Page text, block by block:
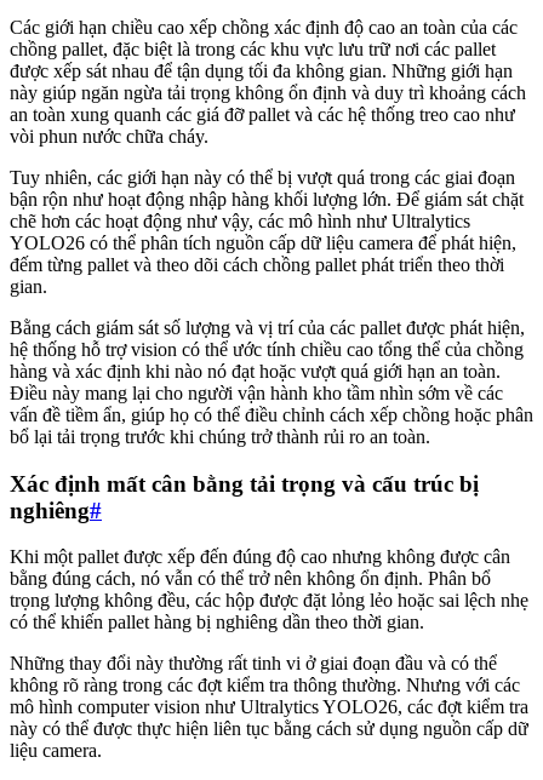
Các giới hạn chiều cao xếp chồng xác định độ cao an toàn của các
chồng pallet, đặc biệt là trong các khu vực lưu trữ nơi các pallet
được xếp sát nhau để tận dụng tối đa không gian. Những giới hạn
này giúp ngăn ngừa tải trọng không ổn định và duy trì khoảng cách
an toàn xung quanh các giá đỡ pallet và các hệ thống treo cao như
vòi phun nước chữa cháy.
Tuy nhiên, các giới hạn này có thể bị vượt quá trong các giai đoạn
bận rộn như hoạt động nhập hàng khối lượng lớn. Để giám sát chặt
chẽ hơn các hoạt động như vậy, các mô hình như Ultralytics
YOLO26 có thể phân tích nguồn cấp dữ liệu camera để phát hiện,
đếm từng pallet và theo dõi cách chồng pallet phát triển theo thời
gian.
Bằng cách giám sát số lượng và vị trí của các pallet được phát hiện,
hệ thống hỗ trợ vision có thể ước tính chiều cao tổng thể của chồng
hàng và xác định khi nào nó đạt hoặc vượt quá giới hạn an toàn.
Điều này mang lại cho người vận hành kho tầm nhìn sớm về các
vấn đề tiềm ẩn, giúp họ có thể điều chỉnh cách xếp chồng hoặc phân
bổ lại tải trọng trước khi chúng trở thành rủi ro an toàn.
Xác định mất cân bằng tải trọng và cấu trúc bị
nghiêng#
Khi một pallet được xếp đến đúng độ cao nhưng không được cân
bằng đúng cách, nó vẫn có thể trở nên không ổn định. Phân bổ
trọng lượng không đều, các hộp được đặt lỏng lẻo hoặc sai lệch nhẹ
có thể khiến pallet hàng bị nghiêng dần theo thời gian.
Những thay đổi này thường rất tinh vi ở giai đoạn đầu và có thể
không rõ ràng trong các đợt kiểm tra thông thường. Nhưng với các
mô hình computer vision như Ultralytics YOLO26, các đợt kiểm tra
này có thể được thực hiện liên tục bằng cách sử dụng nguồn cấp dữ
liệu camera.